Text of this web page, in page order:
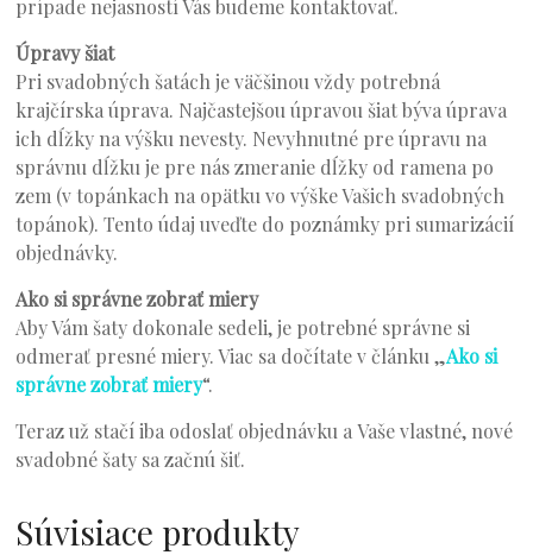
prípade nejasností Vás budeme kontaktovať.
Úpravy šiat
Pri svadobných šatách je väčšinou vždy potrebná
krajčírska úprava. Najčastejšou úpravou šiat býva úprava
ich dĺžky na výšku nevesty. Nevyhnutné pre úpravu na
správnu dĺžku je pre nás zmeranie dĺžky od ramena po
zem (v topánkach na opätku vo výške Vašich svadobných
topánok). Tento údaj uveďte do poznámky pri sumarizácií
objednávky.
Ako si správne zobrať miery
Aby Vám šaty dokonale sedeli, je potrebné správne si
odmerať presné miery. Viac sa dočítate v článku „Ako si
správne zobrať miery“.
Teraz už stačí iba odoslať objednávku a Vaše vlastné, nové
svadobné šaty sa začnú šiť.
Súvisiace produkty